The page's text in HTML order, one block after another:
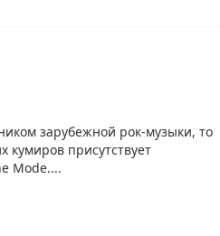
зарубежной рок-музыки, то
кумиров присутствует
Mode....